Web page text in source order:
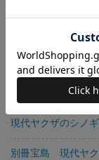
別冊宝島Real037
現代ヤクザのシノ
別冊宝島 現代ヤク